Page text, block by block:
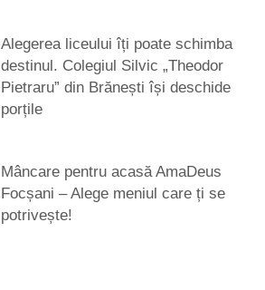
Alegerea liceului îți poate schimba
destinul. Colegiul Silvic „Theodor
Pietraru” din Brănești își deschide
porțile
Mâncare pentru acasă AmaDeus
Focșani – Alege meniul care ți se
potrivește!